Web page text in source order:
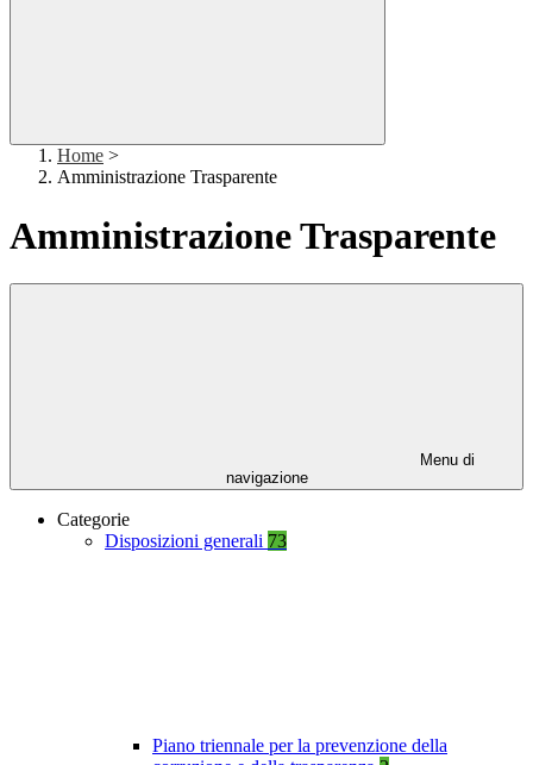
Home >
Amministrazione Trasparente
Amministrazione Trasparente
Menu di
navigazione
Categorie
Disposizioni generali 73
Piano triennale per la prevenzione della